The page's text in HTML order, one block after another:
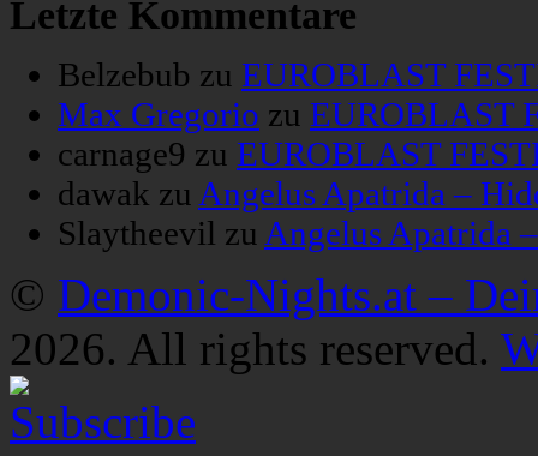
Letzte Kommentare
Belzebub zu EUROBLAST
Max Gregorio zu EUROBLAST
carnage9 zu EUROBLAST
dawak zu Angelus Apatrida –
Slaytheevil zu Angelus Apatrida
© Demonic-Nights.at –
2026. All rights reserved.